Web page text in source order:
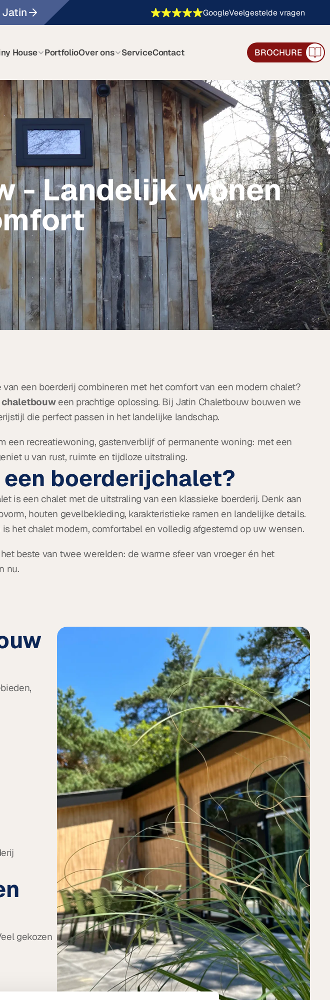
Jatin GoogleVeelgestelde vragen
House PortfolioOver ons ServiceContact BROCHURE
- Landelijk wonen
van een boerderij combineren met het comfort van een modern chalet?
een prachtige oplossing. Bij Jatin Chaletbouw bouwen we
die perfect passen in het landelijke landschap.
een recreatiewoning, gastenverblijf of permanente woning: met een
u van rust, ruimte en tijdloze uitstraling.
een boerderijchalet?
is een chalet met de uitstraling van een klassieke boerderij. Denk aan
houten gevelbekleding, karakteristieke ramen en landelijke details.
is het chalet modern, comfortabel en volledig afgestemd op uw wensen.
beste van twee werelden: de warme sfeer van vroeger én het
nu.
gekozen